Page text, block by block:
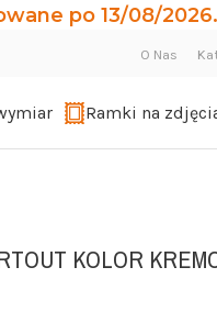
po 13/08/
O Nas
Ramki na
KOLOR